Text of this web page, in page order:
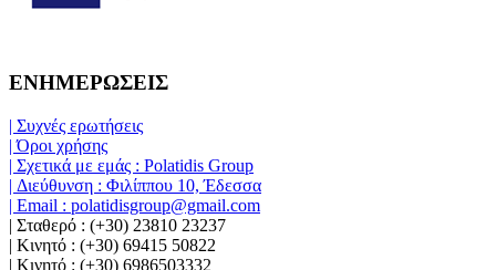
ΕΝΗΜΕΡΩΣΕΙΣ
| Συχνές ερωτήσεις
| Όροι χρήσης
| Σχετικά με εμάς : Polatidis Group
| Διεύθυνση : Φιλίππου 10, Έδεσσα
| Email : polatidisgroup@gmail.com
| Σταθερό : (+30) 23810 23237
| Κινητό : (+30) 69415 50822
| Κινητό : (+30) 6986503332